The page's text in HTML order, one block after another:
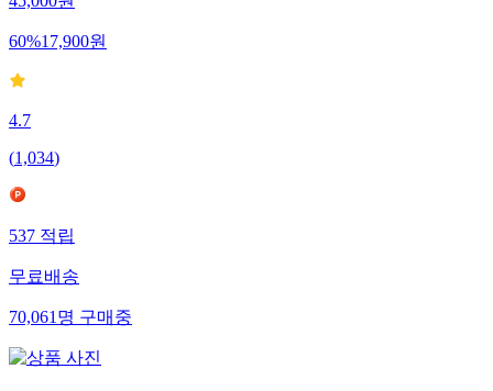
45,000원
60%17,900원
4.7
(1,034)
537적립
무료배송
70,061명구매중